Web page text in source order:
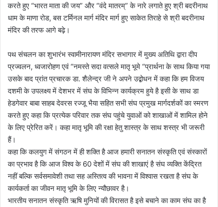
करते हुए “भारत माता की जय” और “वंदे मातरम्” के नारे लगाते हुए श्री बदरीनाथ
धाम के माणा रोड, बस टर्मिनल मार्ग मंदिर मार्ग हुए साकेत तिराहे से श्री बदरीनाथ
मंदिर की तरफ आगे बढ़े।
पथ संचलन का शुभारंभ स्वामीनारायण मंदिर सभागार में मुख्य अतिथि द्वारा दीप
प्रज्वलन, ध्वजारोहण एवं “नमस्ते सदा वत्सले मातृ भूमे “प्रार्थना के साथ किया गया
उसके बाद प्रांत प्रचारक डा. शैलेन्द्र जी ने अपने उद्बोधन में कहा कि हम विजय
दशमी के उपलक्ष्य में देशभर में संघ के विभिन्न कार्यक्रम हुये है इसी के साथ डा
हेडगेवार बाबा साहब देवरस रज्जू भैया सहित सभी संघ प्रमुख मार्गदर्शकों का स्मरण
करते हुए कहा कि प्रत्येक परिवार तक संघ पहुंचे युवाओं को शाखाओं में शामिल होने
के लिए प्रेरित करें। कहा मातृ भूमि की रक्षा हेतु शास्त्र के साथ शस्त्र भी जरूरी
हैं।
कहा कि कलयुग में संगठन में ही शक्ति है आज हमारी सनातन संस्कृति एवं संस्कारों
का प्रभाव है कि आज विश्व के 60 देशों में संघ की शाखाएं है संघ व्यक्ति केंद्रित
नहीं बल्कि सर्वसमावेशी तथा सह अस्तित्व की भावना में विश्वास रखता है संघ के
कार्यकर्ता का जीवन मातृ भूमि के लिए न्यौछावर है।
भारतीय सनातन संस्कृति ऋषि मुनियों की विरासत है इसे बचाने का काम संघ का है